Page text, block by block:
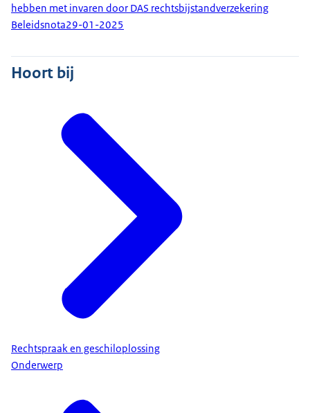
hebben met invaren door DAS rechtsbijstandverzekering
Beleidsnota29-01-2025
Hoort bij
Rechtspraak en geschiloplossing
Onderwerp